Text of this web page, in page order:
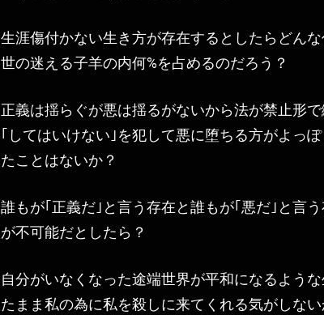
生涯傷付かない生き方が存在するとしたらどん
世の迷える子羊の内何%を占めるのだろう？
正義は揺らぐが悪は揺るがないから法が禁止形
｢してはいけない｣を犯して悪に堕ちる方がよっ
たことはないか？
誰もが｢正義だ｣と言う存在と誰もが｢悪だ｣と言
が不可能だとしたら？
自分がいなくなった途端世界が平和になるよう
たまま私の為に私を殺しに来てくれる気がしない